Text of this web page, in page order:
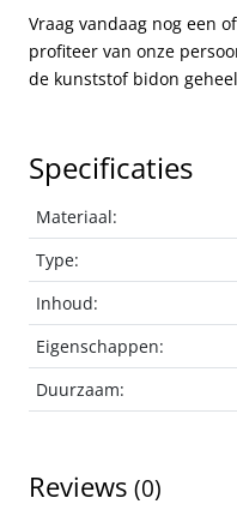
Vraag vandaag nog een
profiteer van onze
de kunststof bidon
Specificaties
Materiaal:
Type:
Inhoud:
Eigenschappen:
Duurzaam:
Reviews (0)